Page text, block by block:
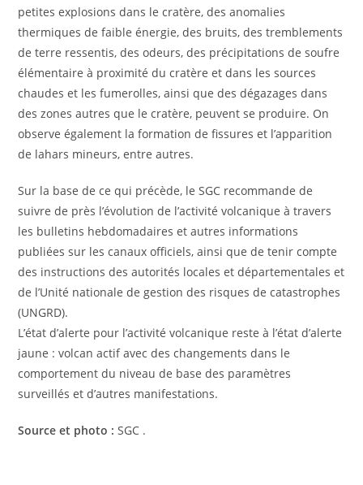
petites explosions dans le cratère, des anomalies
thermiques de faible énergie, des bruits, des tremblements
de terre ressentis, des odeurs, des précipitations de soufre
élémentaire à proximité du cratère et dans les sources
chaudes et les fumerolles, ainsi que des dégazages dans
des zones autres que le cratère, peuvent se produire. On
observe également la formation de fissures et l’apparition
de lahars mineurs, entre autres.
Sur la base de ce qui précède, le SGC recommande de
suivre de près l’évolution de l’activité volcanique à travers
les bulletins hebdomadaires et autres informations
publiées sur les canaux officiels, ainsi que de tenir compte
des instructions des autorités locales et départementales et
de l’Unité nationale de gestion des risques de catastrophes
(UNGRD).
L’état d’alerte pour l’activité volcanique reste à l’état d’alerte
jaune : volcan actif avec des changements dans le
comportement du niveau de base des paramètres
surveillés et d’autres manifestations.
Source et photo : SGC .